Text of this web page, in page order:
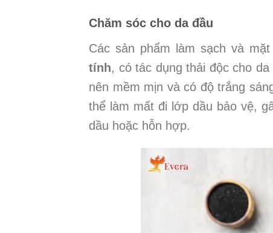
Chăm sóc cho da đầu
Các sản phẩm làm sạch và
tính, có tác dụng thải độc cho
nên mềm mịn và có độ trắng
thể làm mất đi lớp dầu bảo vệ,
dầu hoặc hỗn hợp.